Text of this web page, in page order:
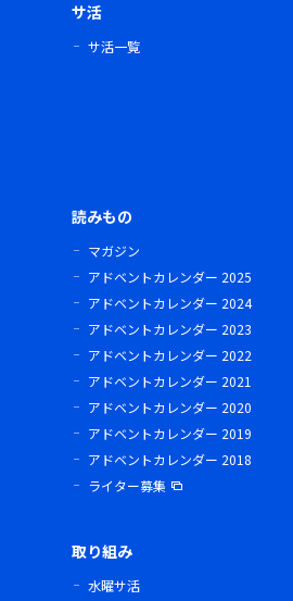
サ活
サ活一覧
読みもの
マガジン
アドベントカレンダー 2025
アドベントカレンダー 2024
アドベントカレンダー 2023
アドベントカレンダー 2022
アドベントカレンダー 2021
アドベントカレンダー 2020
アドベントカレンダー 2019
アドベントカレンダー 2018
ライター募集
取り組み
水曜サ活